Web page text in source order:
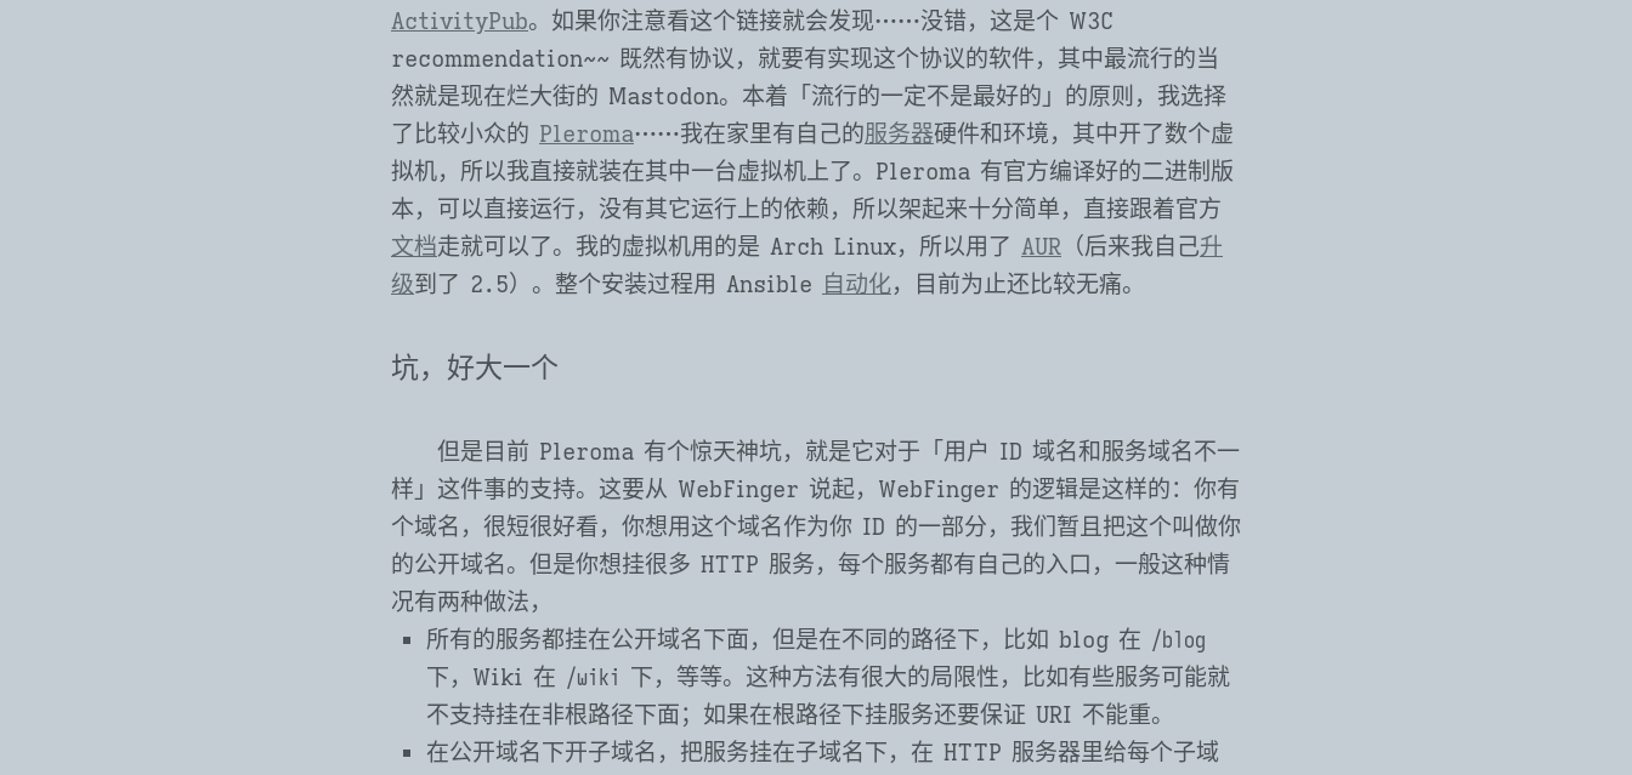
ActivityPub。如果你注意看这个链接就会发现⋯⋯没错，这是个 W3C
recommendation~~ 既然有协议，就要有实现这个协议的软件，其中最流行的当
然就是现在烂大街的 Mastodon。本着「流行的一定不是最好的」的原则，我选择
了比较小众的 Pleroma⋯⋯我在家里有自己的服务器硬件和环境，其中开了数个虚
拟机，所以我直接就装在其中一台虚拟机上了。Pleroma 有官方编译好的二进制版
本，可以直接运行，没有其它运行上的依赖，所以架起来十分简单，直接跟着官方
文档走就可以了。我的虚拟机用的是 Arch Linux，所以用了 AUR （后来我自己升
级到了 2.5）。整个安装过程用 Ansible 自动化，目前为止还比较无痛。
坑，好大一个
但是目前 Pleroma 有个惊天神坑，就是它对于「用户 ID 域名和服务域名不一
样」这件事的支持。这要从 WebFinger 说起，WebFinger 的逻辑是这样的：你有
个域名，很短很好看，你想用这个域名作为你 ID 的一部分，我们暂且把这个叫做你
的公开域名。但是你想挂很多 HTTP 服务，每个服务都有自己的入口，一般这种情
况有两种做法，
所有的服务都挂在公开域名下面，但是在不同的路径下，比如 blog 在 /blog
下，Wiki 在 /wiki 下，等等。这种方法有很大的局限性，比如有些服务可能就
不支持挂在非根路径下面；如果在根路径下挂服务还要保证 URI 不能重。
在公开域名下开子域名，把服务挂在子域名下，在 HTTP 服务器里给每个子域